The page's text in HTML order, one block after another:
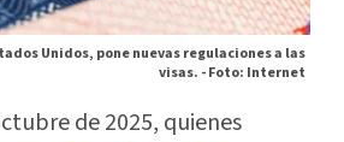
Unidos, pone nuevas regulaciones a las
visas. -Foto: Internet
de 2025, quienes